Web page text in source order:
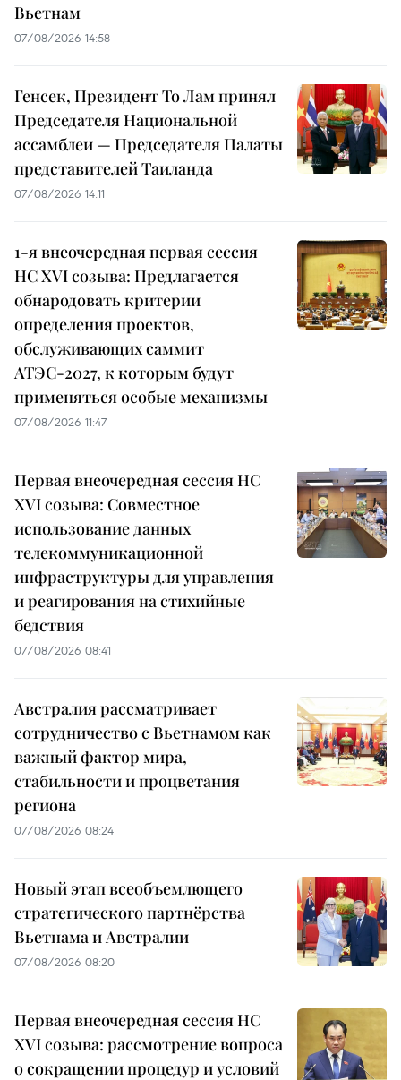
Вьетнам
07/08/2026 14:58
Генсек, Президент То Лам принял
Председателя Национальной
ассамблеи — Председателя Палаты
представителей Таиланда
07/08/2026 14:11
1-я внеочередная первая сессия
НС XVI созыва: Предлагается
обнародовать критерии
определения проектов,
обслуживающих саммит
АТЭС-2027, к которым будут
применяться особые механизмы
07/08/2026 11:47
Первая внеочередная сессия НС
XVI созыва: Совместное
использование данных
телекоммуникационной
инфраструктуры для управления
и реагирования на стихийные
бедствия
07/08/2026 08:41
Австралия рассматривает
сотрудничество с Вьетнамом как
важный фактор мира,
стабильности и процветания
региона
07/08/2026 08:24
Новый этап всеобъемлющего
стратегического партнёрства
Вьетнама и Австралии
07/08/2026 08:20
Первая внеочередная сессия НС
XVI созыва: рассмотрение вопроса
о сокращении процедур и условий